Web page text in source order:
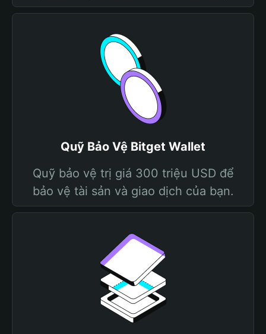
Quỹ Bảo Vệ Bitget Wallet
Quỹ bảo vệ trị giá 300 triệu USD để
bảo vệ tài sản và giao dịch của bạn.